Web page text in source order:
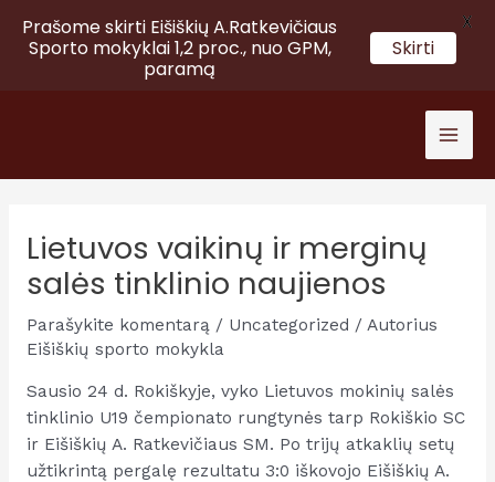
Lietuvos vaikinų ir merginų
salės tinklinio naujienos
Parašykite komentarą / Uncategorized / Autorius
Eišiškių sporto mokykla
Sausio 24 d. Rokiškyje, vyko Lietuvos mokinių salės
tinklinio U19 čempionato rungtynės tarp Rokiškio SC
ir Eišiškių A. Ratkevičiaus SM. Po trijų atkaklių setų
užtikrintą pergalę rezultatu 3:0 iškovojo Eišiškių A.
Prašome skirti Eišiškių A.Ratkevičiaus
Sporto mokyklai 1,2 proc., nuo GPM,
paramą
Skirti
X